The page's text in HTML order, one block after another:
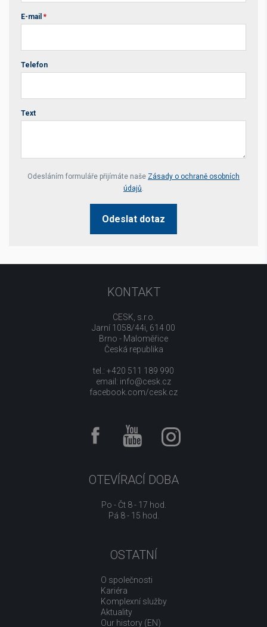
E-mail *
Telefon
Text
Your website *
Odesláním formuláře přijímáte naše Zásady o ochraně osobních
údajů.
Odeslat dotaz
KONTAKT
CESK, s.r.o.
Jarní 1058/44i, 614 00
Brno - Maloměřice
Česká republika
tel.: +420 511 189 990
email: info@cesk.cz
facebook.com/cesk.cz
OTEVÍRACÍ DOBA
Po - Čt 8 - 17 hod.
Pá 8 - 15 hod.
OSTATNÍ
O společnosti
Kariéra
Komplexní služby
Aktuality
Our history (EN)